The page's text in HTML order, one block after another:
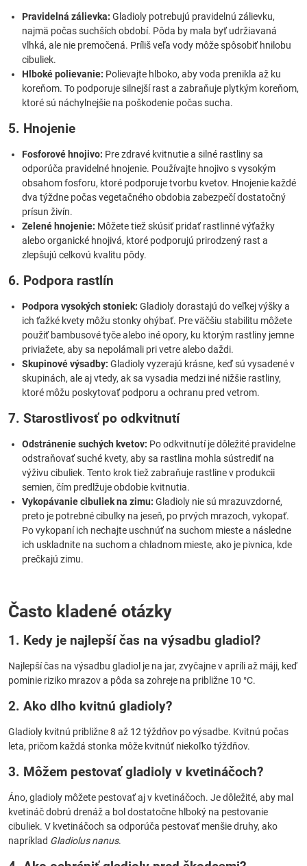
Pravidelná zálievka: Gladioly potrebujú pravidelnú zálievku,
najmä počas suchších období. Pôda by mala byť udržiavaná
vlhká, ale nie premočená. Príliš veľa vody môže spôsobiť hnilobu
cibuliek.
Hlboké polievanie: Polievajte hlboko, aby voda prenikla až ku
koreňom. To podporuje silnejší rast a zabraňuje plytkým koreňom,
ktoré sú náchylnejšie na poškodenie počas sucha.
5. Hnojenie
Fosforové hnojivo: Pre zdravé kvitnutie a silné rastliny sa
odporúča pravidelné hnojenie. Používajte hnojivo s vysokým
obsahom fosforu, ktoré podporuje tvorbu kvetov. Hnojenie každé
dva týždne počas vegetačného obdobia zabezpečí dostatočný
prísun živín.
Zelené hnojenie: Môžete tiež skúsiť pridať rastlinné výťažky
alebo organické hnojivá, ktoré podporujú prirodzený rast a
zlepšujú celkovú kvalitu pôdy.
6. Podpora rastlín
Podpora vysokých stoniek: Gladioly dorastajú do veľkej výšky a
ich ťažké kvety môžu stonky ohýbať. Pre väčšiu stabilitu môžete
použiť bambusové tyče alebo iné opory, ku ktorým rastliny jemne
priviažete, aby sa nepolámali pri vetre alebo daždi.
Skupinové výsadby: Gladioly vyzerajú krásne, keď sú vysadené v
skupinách, ale aj vtedy, ak sa vysadia medzi iné nižšie rastliny,
ktoré môžu poskytovať podporu a ochranu pred vetrom.
7. Starostlivosť po odkvitnutí
Odstránenie suchých kvetov: Po odkvitnutí je dôležité pravidelne
odstraňovať suché kvety, aby sa rastlina mohla sústrediť na
výživu cibuliek. Tento krok tiež zabraňuje rastline v produkcii
semien, čím predlžuje obdobie kvitnutia.
Vykopávanie cibuliek na zimu: Gladioly nie sú mrazuvzdorné,
preto je potrebné cibulky na jeseň, po prvých mrazoch, vykopať.
Po vykopaní ich nechajte uschnúť na suchom mieste a následne
ich uskladnite na suchom a chladnom mieste, ako je pivnica, kde
prečkajú zimu.
Často kladené otázky
1. Kedy je najlepší čas na výsadbu gladiol?
Najlepší čas na výsadbu gladiol je na jar, zvyčajne v apríli až máji, keď
pominie riziko mrazov a pôda sa zohreje na približne 10 °C.
2. Ako dlho kvitnú gladioly?
Gladioly kvitnú približne 8 až 12 týždňov po výsadbe. Kvitnú počas
leta, pričom každá stonka môže kvitnúť niekoľko týždňov.
3. Môžem pestovať gladioly v kvetináčoch?
Áno, gladioly môžete pestovať aj v kvetináčoch. Je dôležité, aby mal
kvetináč dobrú drenáž a bol dostatočne hlboký na pestovanie
cibuliek. V kvetináčoch sa odporúča pestovať menšie druhy, ako
napríklad Gladiolus nanus.